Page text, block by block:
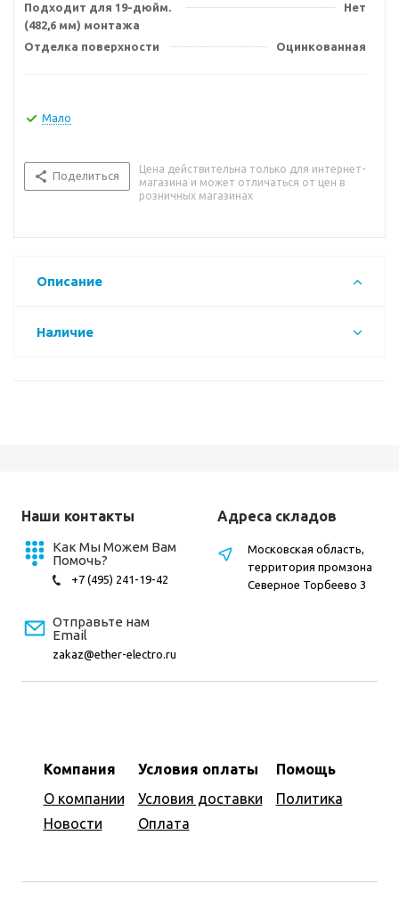
Подходит для 19-дюйм.
(482,6 мм) монтажа
Нет
Отделка поверхности Оцинкованная
Мало
Поделиться
Цена действительна только для интернет-
магазина и может отличаться от цен в
розничных магазинах
Описание
Наличие
Наши контакты
Как Мы Можем Вам
Помочь?
+7 (495) 241-19-42
Отправьте нам
Email
zakaz@ether-electro.ru
Компания
О компании
Новости
Условия оплаты
Условия доставки
Оплата
Помощь
Политика
Адреса складов
Московская область,
территория промзона
Северное Торбеево 3